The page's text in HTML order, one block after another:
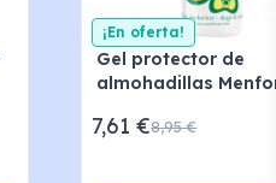
¡En oferta!
Gel protector de
almohadillas
7,61 €8,95 €